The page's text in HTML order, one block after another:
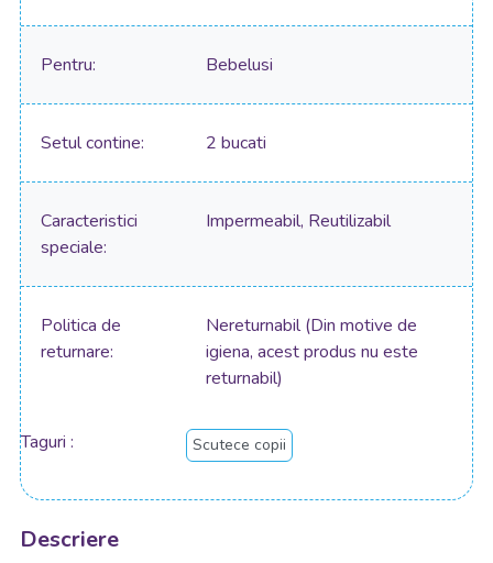
Pentru Bebelusi
Setul contine 2 bucati
Caracteristici
speciale
Impermeabil, Reutilizabil
Politica de
returnare
Nereturnabil (Din motive de
igiena, acest produs nu este
returnabil)
Taguri Scutece copii
Descriere